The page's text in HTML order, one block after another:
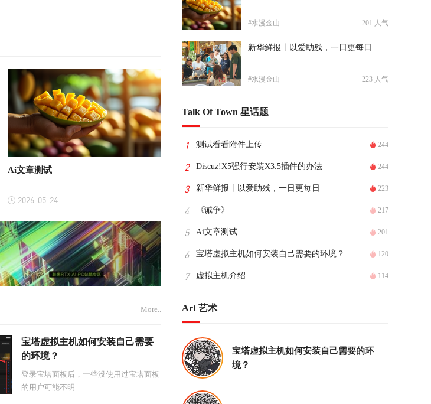
Ai文章测试
2026-05-24
More..
宝塔虚拟主机如何安装自己需要
的环境？
登录宝塔面板后，一些没使用过宝塔面板
的用户可能不明
201 人气
#水漫金山
新华鲜报丨以爱助残，一日更每日
223 人气
#水漫金山
Talk Of Town 星话题
244
测试看看附件上传
244
Discuz!X5强行安装X3.5插件的办法
223
新华鲜报丨以爱助残，一日更每日
217
《诫争》
201
Ai文章测试
120
宝塔虚拟主机如何安装自己需要的环境？
114
虚拟主机介绍
Art 艺术
宝塔虚拟主机如何安装自己需要的环
境？